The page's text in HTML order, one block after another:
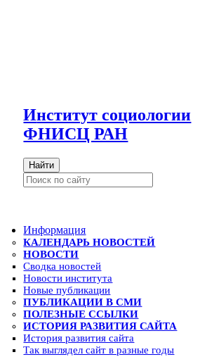
Институт социологии
ФНИСЦ РАН
Найти
Информация
КАЛЕНДАРЬ НОВОСТЕЙ
НОВОСТИ
Сводка новостей
Новости института
Новые публикации
ПУБЛИКАЦИИ В СМИ
ПОЛЕЗНЫЕ ССЫЛКИ
ИСТОРИЯ РАЗВИТИЯ САЙТА
История развития сайта
Так выглядел сайт в разные годы